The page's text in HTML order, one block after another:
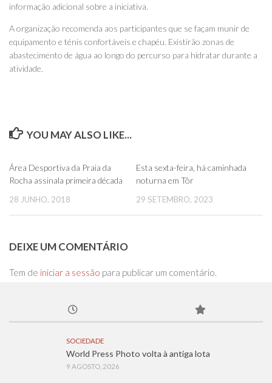
informação adicional sobre a iniciativa.
A organização recomenda aos participantes que se façam munir de
equipamento e ténis confortáveis e chapéu. Existirão zonas de
abastecimento de água ao longo do percurso para hidratar durante a
atividade.
YOU MAY ALSO LIKE...
Área Desportiva da Praia da
Rocha assinala primeira década
28 JUNHO, 2018
Esta sexta-feira, há caminhada
noturna em Tôr
29 SETEMBRO, 2023
DEIXE UM COMENTÁRIO
Tem de iniciar a sessão para publicar um comentário.
SOCIEDADE
World Press Photo volta à antiga lota
9 AGOSTO, 2026